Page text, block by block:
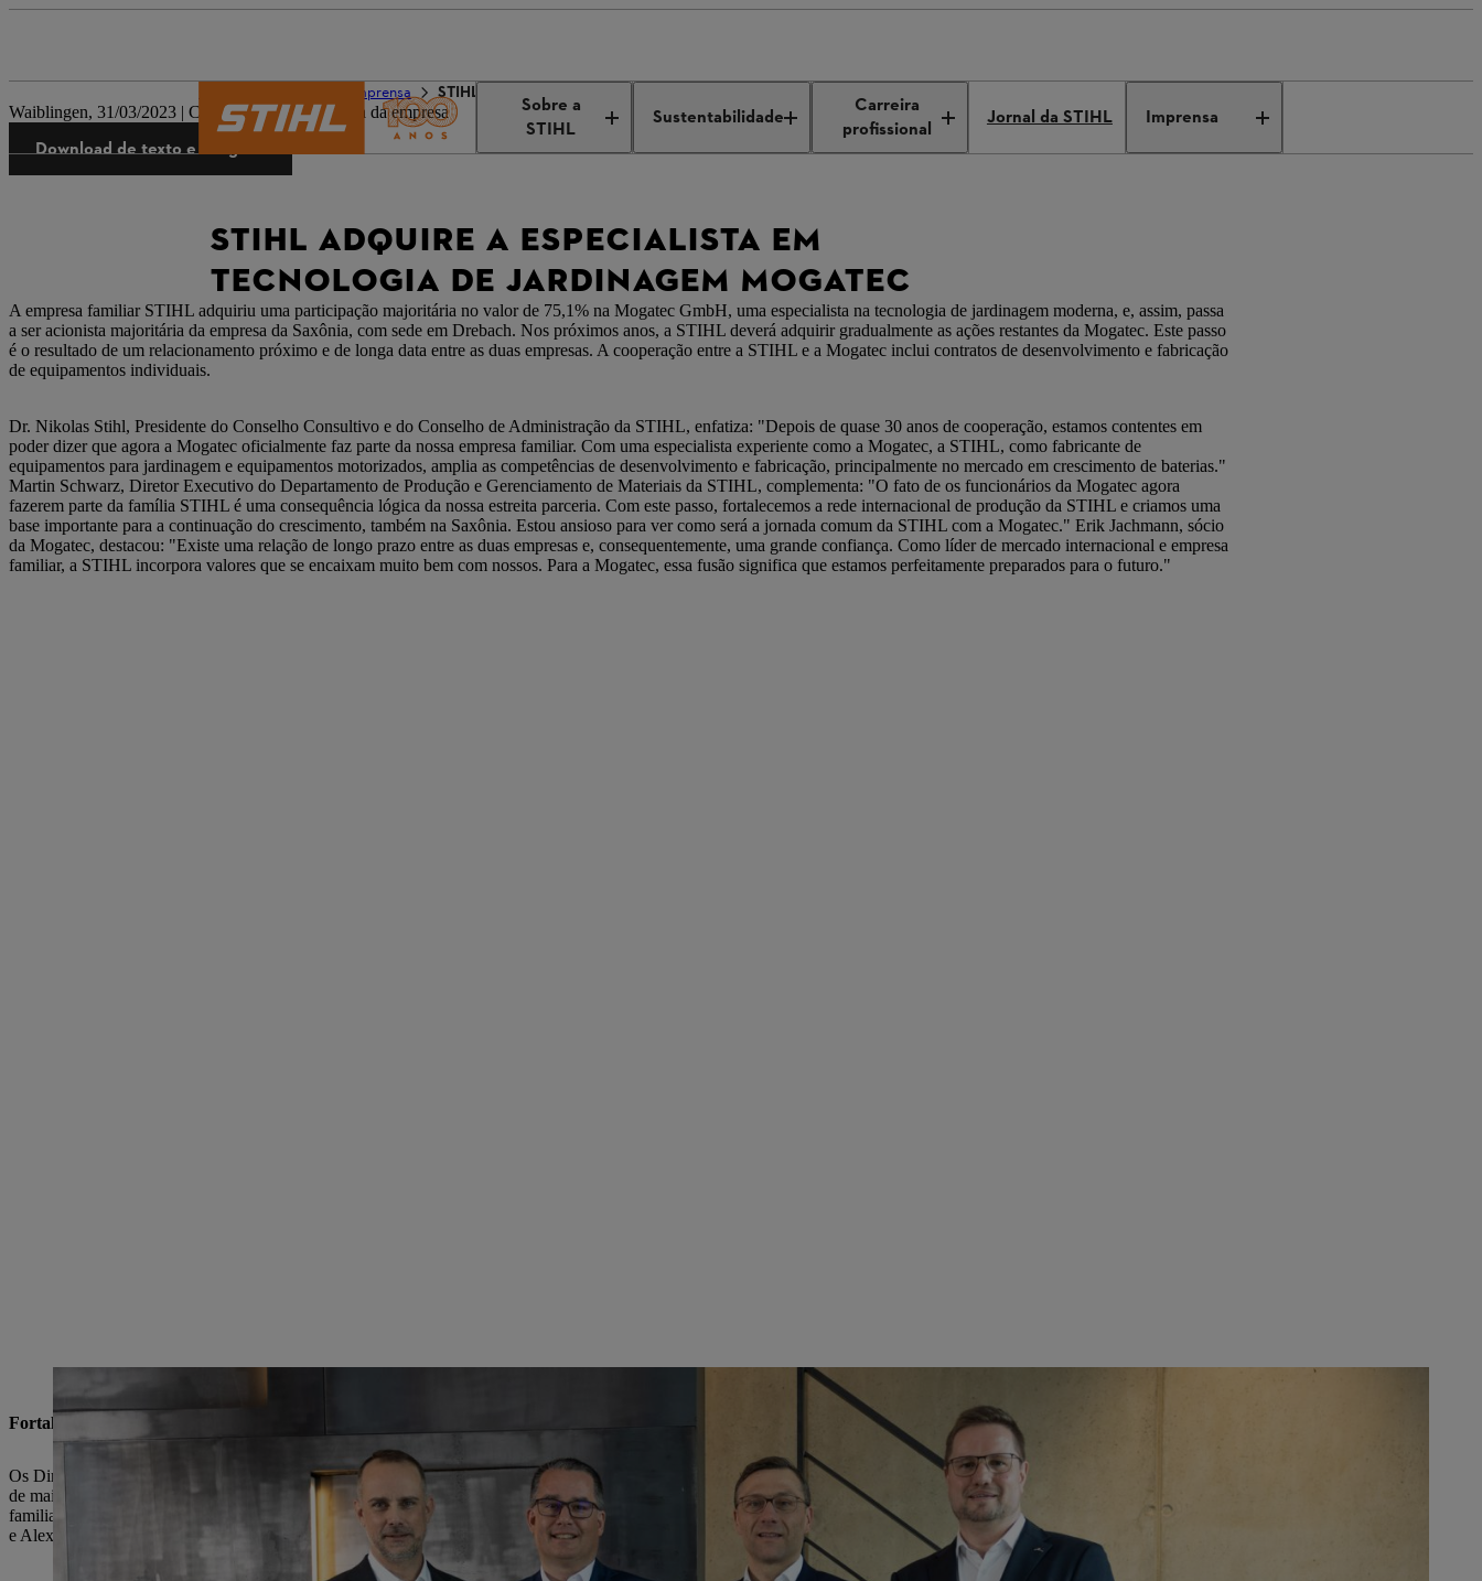
Sobre a
STIHL
Sustentabilidade
Carreira
profissional
Jornal da STIHL Imprensa
Imprensa STIHL adquire a especialista em tecnologia de jardinagem Mogatec
Waiblingen, 31/03/2023 | Comunicado de imprensa da empresa
Download de texto e imagens
STIHL ADQUIRE A ESPECIALISTA EM
TECNOLOGIA DE JARDINAGEM MOGATEC
A empresa familiar STIHL adquiriu uma participação majoritária no valor de 75,1% na Mogatec GmbH, uma especialista na tecnologia de jardinagem moderna, e, assim, passa
a ser acionista majoritária da empresa da Saxônia, com sede em Drebach. Nos próximos anos, a STIHL deverá adquirir gradualmente as ações restantes da Mogatec. Este passo
é o resultado de um relacionamento próximo e de longa data entre as duas empresas. A cooperação entre a STIHL e a Mogatec inclui contratos de desenvolvimento e fabricação
de equipamentos individuais.
Dr. Nikolas Stihl, Presidente do Conselho Consultivo e do Conselho de Administração da STIHL, enfatiza: "Depois de quase 30 anos de cooperação, estamos contentes em
poder dizer que agora a Mogatec oficialmente faz parte da nossa empresa familiar. Com uma especialista experiente como a Mogatec, a STIHL, como fabricante de
equipamentos para jardinagem e equipamentos motorizados, amplia as competências de desenvolvimento e fabricação, principalmente no mercado em crescimento de baterias."
Martin Schwarz, Diretor Executivo do Departamento de Produção e Gerenciamento de Materiais da STIHL, complementa: "O fato de os funcionários da Mogatec agora
fazerem parte da família STIHL é uma consequência lógica da nossa estreita parceria. Com este passo, fortalecemos a rede internacional de produção da STIHL e criamos uma
base importante para a continuação do crescimento, também na Saxônia. Estou ansioso para ver como será a jornada comum da STIHL com a Mogatec." Erik Jachmann, sócio
da Mogatec, destacou: "Existe uma relação de longo prazo entre as duas empresas e, consequentemente, uma grande confiança. Como líder de mercado internacional e empresa
familiar, a STIHL incorpora valores que se encaixam muito bem com nossos. Para a Mogatec, essa fusão significa que estamos perfeitamente preparados para o futuro."
Altas expectativas para a jornada em comum (a partir da esquerda): Erik Jachmann (sócio da Mogatec), Martin Schwarz (Conselho Executivo da STIHL), Alexander Gränitz e Tobias Wetzel (Diretores Executivos da Mogatec)
Fortalecimento da unidade de Drebach, na Saxônia
Os Diretores Executivos da Mogatec, Tobias Wetzel e Alexander Gränitz, enfatizam: "Com a integração ao Grupo STIHL, iniciamos um novo capítulo da história de sucesso
de mais de 30 anos da Mogatec. Com uma empresa líder mundial como a STIHL ao nosso lado, fortalecemos de maneira sustentável a nossa unidade em Drebach." A empresa
familiar STIHL pretende manter a Mogatec como uma empresa operacionalmente independente na sua forma atual. Ambos os Diretores Executivos da Mogatec, Tobias Wetzel
e Alexander Gränitz, continuarão a dirigir operacionalmente a empresa da Saxônia.